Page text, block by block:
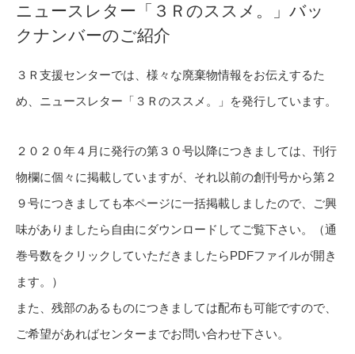
ニュースレター「３Ｒのススメ。」バッ
クナンバーのご紹介
３Ｒ支援センターでは、様々な廃棄物情報をお伝えするた
め、ニュースレター「３Ｒのススメ。」を発行しています。
２０２０年４月に発行の第３０号以降につきましては、刊行
物欄に個々に掲載していますが、それ以前の創刊号から第２
９号につきましても本ページに一括掲載しましたので、ご興
味がありましたら自由にダウンロードしてご覧下さい。（通
巻号数をクリックしていただきましたらPDFファイルが開き
ます。）
また、残部のあるものにつきましては配布も可能ですので、
ご希望があればセンターまでお問い合わせ下さい。